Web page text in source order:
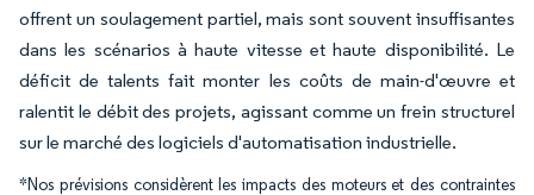
offrent un soulagement partiel, mais sont souvent insuffisantes
dans les scénarios à haute vitesse et haute disponibilité. Le
déficit de talents fait monter les coûts de main-d'œuvre et
ralentit le débit des projets, agissant comme un frein structurel
sur le marché des logiciels d'automatisation industrielle.
*Nos prévisions considèrent les impacts des moteurs et des contraintes